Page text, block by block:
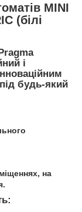
MINI
(білі
і
будь-який
на